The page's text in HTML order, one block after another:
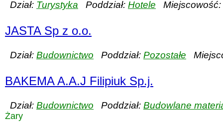
Dział: Turystyka Poddział: Hotele Miejscowość:
JASTA Sp z o.o.
Dział: Budownictwo Poddział: Pozostałe
BAKEMA A.A.J Filipiuk Sp.j.
Dział: Budownictwo Poddział: Budowlane
Żary